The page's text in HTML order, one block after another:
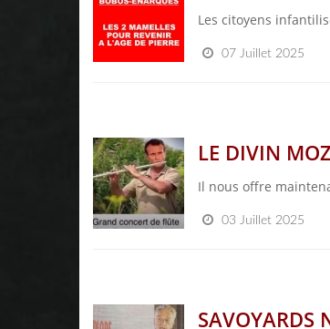
Les citoyens
07 Juillet 2025
LE DIVIN
Il nous offre
03 Juillet 2025
SAVOYARDS